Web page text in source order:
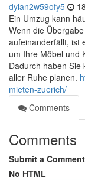
dylan2w59ofy5
Ein Umzug kann
Wenn die
aufeinanderfällt, ist
um Ihre Möbel und
Dadurch haben Sie
aller Ruhe planen.
mieten-zuerich/
Comments
Comments
Submit a Comment
No HTML